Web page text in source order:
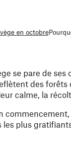
en octobre
se pare de
des
calme, la
les plus